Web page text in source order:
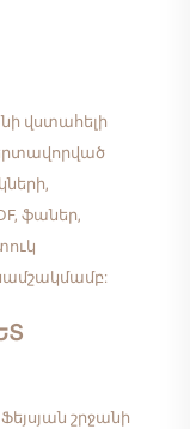
վստահելի
ֆաներ,
շրջանի